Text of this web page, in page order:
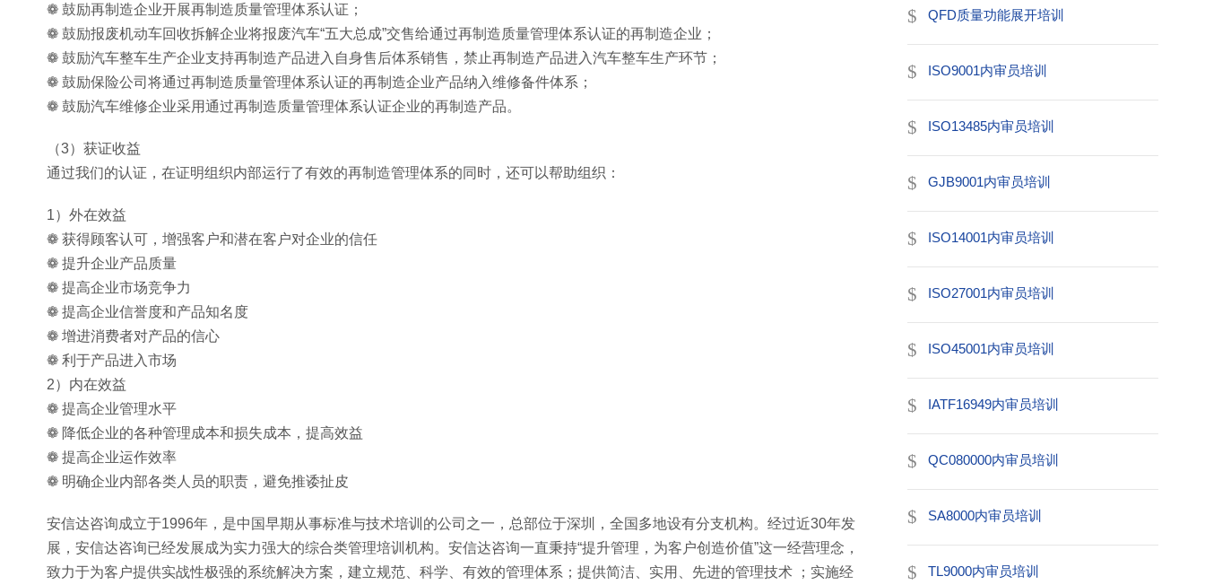
❁ 鼓励再制造企业开展再制造质量管理体系认证；
❁ 鼓励报废机动车回收拆解企业将报废汽车“五大总成”交售给通过再制造质量管理体系认证的再制造企业；
❁ 鼓励汽车整车生产企业支持再制造产品进入自身售后体系销售，禁止再制造产品进入汽车整车生产环节；
❁ 鼓励保险公司将通过再制造质量管理体系认证的再制造企业产品纳入维修备件体系；
❁ 鼓励汽车维修企业采用通过再制造质量管理体系认证企业的再制造产品。
（3）获证收益
通过我们的认证，在证明组织内部运行了有效的再制造管理体系的同时，还可以帮助组织：
1）外在效益
❁ 获得顾客认可，增强客户和潜在客户对企业的信任
❁ 提升企业产品质量
❁ 提高企业市场竞争力
❁ 提高企业信誉度和产品知名度
❁ 增进消费者对产品的信心
❁ 利于产品进入市场
2）内在效益
❁ 提高企业管理水平
❁ 降低企业的各种管理成本和损失成本，提高效益
❁ 提高企业运作效率
❁ 明确企业内部各类人员的职责，避免推诿扯皮
安信达咨询成立于1996年，是中国早期从事标准与技术培训的公司之一，总部位于深圳，全国多地设有分支机构。经过近30年发
展，安信达咨询已经发展成为实力强大的综合类管理培训机构。安信达咨询一直秉持“提升管理，为客户创造价值”这一经营理念，
致力于为客户提供实战性极强的系统解决方案，建立规范、科学、有效的管理体系；提供简洁、实用、先进的管理技术 ；实施经
QFD质量功能展开培训
ISO9001内审员培训
ISO13485内审员培训
GJB9001内审员培训
ISO14001内审员培训
ISO27001内审员培训
ISO45001内审员培训
IATF16949内审员培训
QC080000内审员培训
SA8000内审员培训
TL9000内审员培训